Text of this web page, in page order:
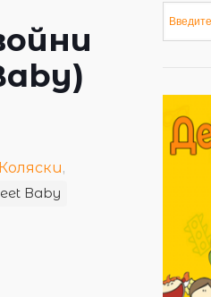
Коляски,
Baby